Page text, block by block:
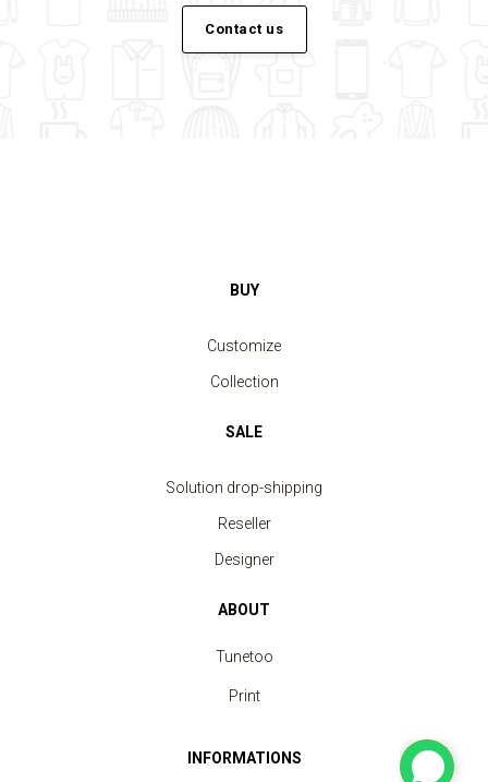
Contact us
BUY
Customize
Collection
SALE
Solution drop-shipping
Reseller
Designer
ABOUT
Tunetoo
Print
INFORMATIONS